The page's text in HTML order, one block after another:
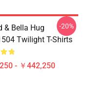
& Bella Hug
Twilight T-Shirts
- ￥442,250
-20%